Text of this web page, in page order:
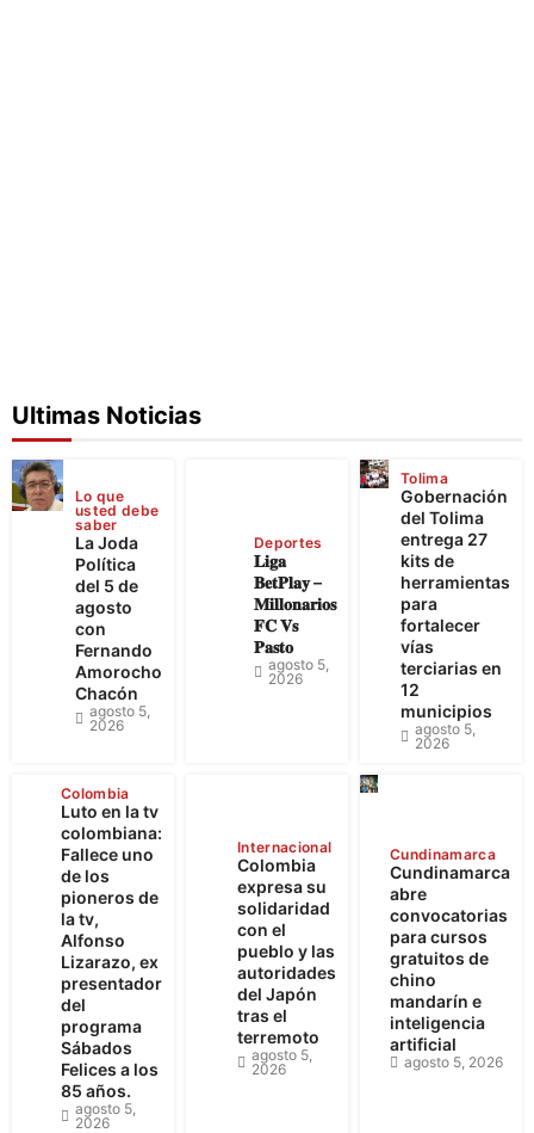
Ultimas Noticias
Lo que
usted debe
saber
La Joda
Política
del 5 de
agosto
con
Fernando
Amorocho
Chacón
agosto 5,
2026
Deportes
𝐋𝐢𝐠𝐚
𝐁𝐞𝐭𝐏𝐥𝐚𝐲 –
𝐌𝐢𝐥𝐥𝐨𝐧𝐚𝐫𝐢𝐨𝐬
𝐅𝐂 𝐕𝐬
𝐏𝐚𝐬𝐭𝐨
agosto 5,
2026
Tolima
Gobernación
del Tolima
entrega 27
kits de
herramientas
para
fortalecer
vías
terciarias en
12
municipios
agosto 5,
2026
Colombia
Luto en la tv
colombiana:
Fallece uno
de los
pioneros de
la tv,
Alfonso
Lizarazo, ex
presentador
del
programa
Sábados
Felices a los
85 años.
agosto 5,
2026
Internacional
Colombia
expresa su
solidaridad
con el
pueblo y las
autoridades
del Japón
tras el
terremoto
agosto 5,
2026
Cundinamarca
Cundinamarca
abre
convocatorias
para cursos
gratuitos de
chino
mandarín e
inteligencia
artificial
agosto 5, 2026